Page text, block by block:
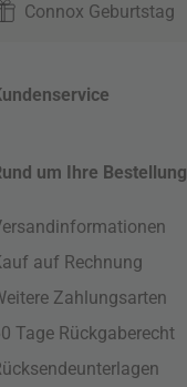
Connox Geburtstag
um Ihre Bestellung
auf Rechnung
Zahlungsarten
Tage Rückgaberecht